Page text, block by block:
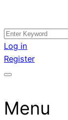
Skip
to
content
อสังหาโพสต์ รีวิว
หา แตกต่างอย่าง
กับทีมงานบริษัท
รับจ้างโพสอสังหา
โพสต์ ที่ดิน กับทีม
ขายได้จริงๆ ช่วย
Search
for:
Log in
Register
Menu